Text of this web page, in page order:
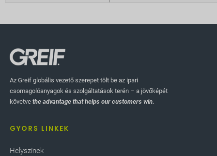
Az Greif globális vezető szerepet tölt be az ipari
csomagolóanyagok és szolgáltatások terén – a jövőképét
követve the advantage that helps our customers win.
GYORS LINKEK
Helyszínek